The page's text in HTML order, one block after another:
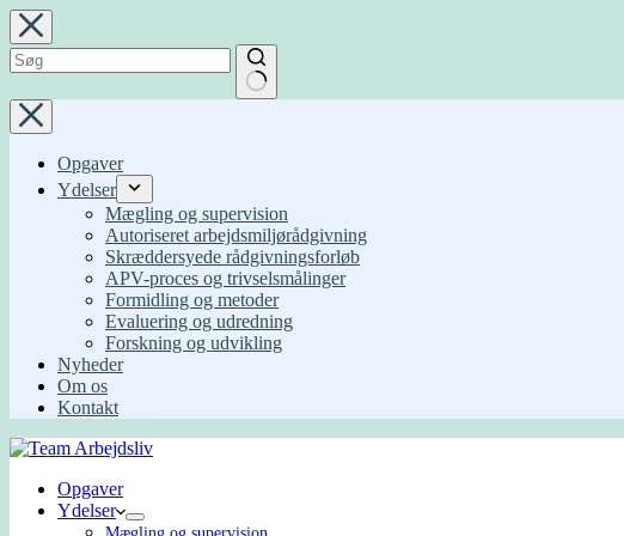
Fortsæt
til
indhold
Ingen
resultater
Opgaver
Ydelser
Mægling og supervision
Autoriseret arbejdsmiljørådgivning
Skræddersyede rådgivningsforløb
APV-proces og trivselsmålinger
Formidling og metoder
Evaluering og udredning
Forskning og udvikling
Nyheder
Om os
Kontakt
Opgaver
Ydelser